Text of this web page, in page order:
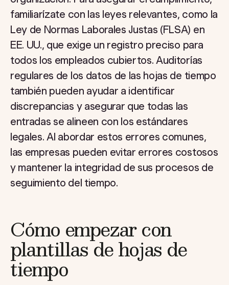
familiarízate con las leyes relevantes, como la
Ley de Normas Laborales Justas (FLSA) en
EE. UU., que exige un registro preciso para
todos los empleados cubiertos. Auditorías
regulares de los datos de las hojas de tiempo
también pueden ayudar a identificar
discrepancias y asegurar que todas las
entradas se alineen con los estándares
legales. Al abordar estos errores comunes,
las empresas pueden evitar errores costosos
y mantener la integridad de sus procesos de
seguimiento del tiempo.
Cómo empezar con
plantillas de hojas de
tiempo